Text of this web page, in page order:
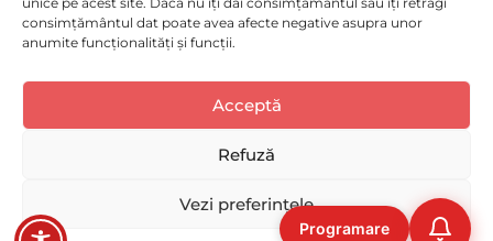
consimțământul dat poate avea afecte negative asupra unor
anumite funcționalități și funcții.
Acceptă
Refuză
Vezi preferințele
Programare
Cum ți-ai evalua experiența pe acest website?
o
1
la
Foarte bună